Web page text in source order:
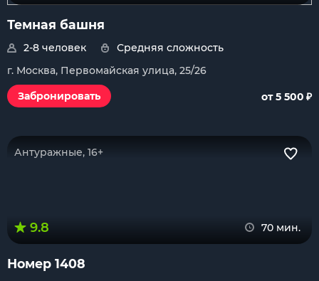
Темная башня
2-8 человек
Средняя сложность
г. Москва, Первомайская улица, 25/26
Забронировать
от 5 500 ₽
Антуражные, 16+
9.8 70 мин.
Номер 1408